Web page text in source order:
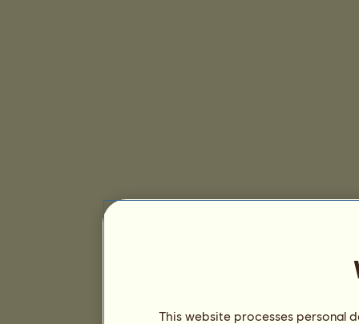
This website processes personal